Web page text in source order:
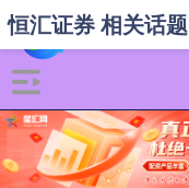
恒汇证券 相关话题